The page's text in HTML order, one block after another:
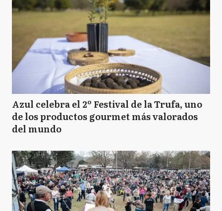
Azul celebra el 2º Festival de la Trufa, uno
de los productos gourmet más valorados
del mundo